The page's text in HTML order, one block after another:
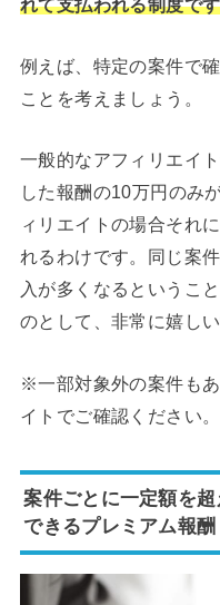
れて支払われる制度で
例えば、特定の案件で
ことを考えましょう。
一般的なアフィリエイ
した報酬の10万円のみ
ィリエイトの場合それ
れるわけです。同じ案
入が多くなるというこ
のとして、非常に嬉しい
※一部対象外の案件も
イトでご確認ください。
案件ごとに一定額を
できるプレミアム報酬